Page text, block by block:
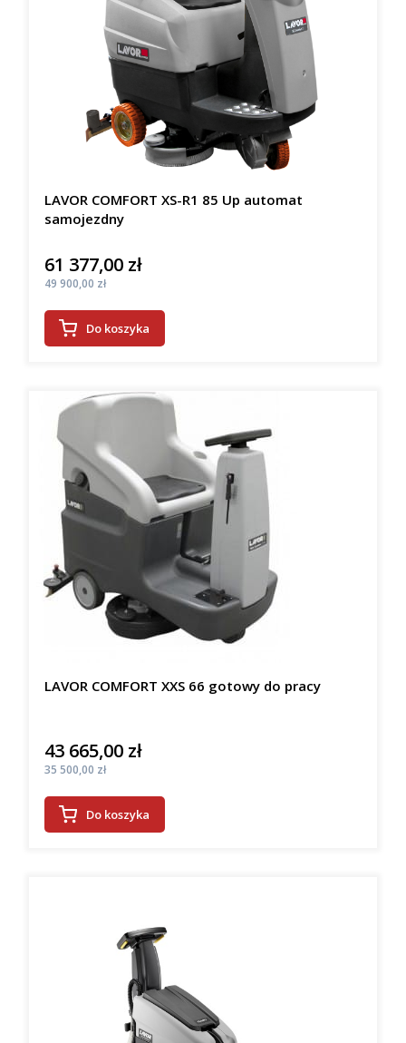
LAVOR COMFORT XS-R1 85 Up automat
samojezdny
Cena
61 377,00 zł
Cena
49 900,00 zł
Do koszyka
LAVOR COMFORT XXS 66 gotowy do pracy
Cena
43 665,00 zł
Cena
35 500,00 zł
Do koszyka